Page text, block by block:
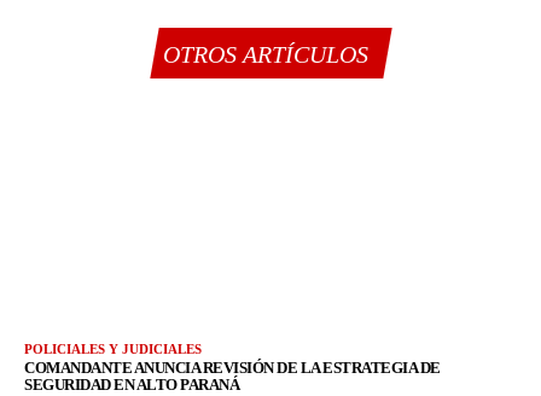
OTROS ARTÍCULOS
POLICIALES Y JUDICIALES
COMANDANTE ANUNCIA REVISIÓN DE LA ESTRATEGIA DE
SEGURIDAD EN ALTO PARANÁ